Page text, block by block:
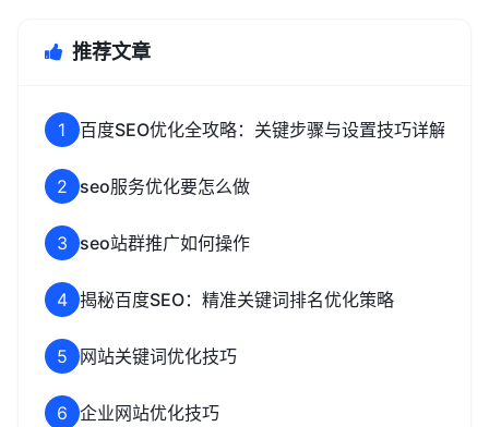
推荐文章
1 百度SEO优化全攻略：关键步骤与设置技巧详解
2 seo服务优化要怎么做
3 seo站群推广如何操作
4 揭秘百度SEO：精准关键词排名优化策略
5 网站关键词优化技巧
6 企业网站优化技巧